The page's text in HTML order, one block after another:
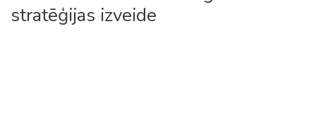
stratēģijas izveide